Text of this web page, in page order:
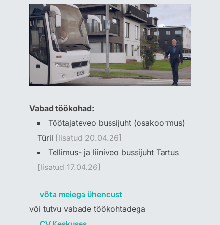
Vabad töökohad:
Töötajateveo bussijuht (osakoormus)
Türil [lisatud 20.04.26]
Tellimus- ja liiniveo bussijuht Tartus
[lisatud 17.04.26]
võta meiega ühendust
või tutvu vabade töökohtadega